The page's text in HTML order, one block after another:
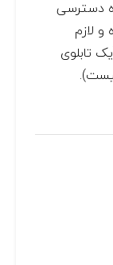
دسترسی
لازم
تابلوی